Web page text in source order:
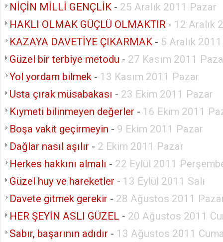
NİÇİN MİLLİ GENÇLİK - 25 Aralık 2011 Pazar
HAKLI OLMAK GÜÇLÜ OLMAKTIR - 12 Aralık
KAZAYA DAVETİYE ÇIKARMAK - 5 Aralık
Güzel bir terbiye metodu - 27 Kasım 2011
Yol yordam bilmek - 13 Kasım 2011 Pazar
Usta çırak müsabakası - 23 Ekim 2011 Pazar
Kıymeti bilinmeyen değerler - 16 Ekim 2011
Boşa vakit geçirmeyin - 9 Ekim 2011 Pazar
Dağlar nasıl aşılır - 2 Ekim 2011 Pazar
Herkes hakkını almalı - 22 Eylül 2011
Güzel huy ve hareketler - 13 Eylül 2011 Salı
Davete gitmek gerekir - 28 Ağustos 2011
HER ŞEYİN ASLI GÜZEL - 20 Ağustos 2011
Sabır, başarının adıdır - 13 Ağustos 2011